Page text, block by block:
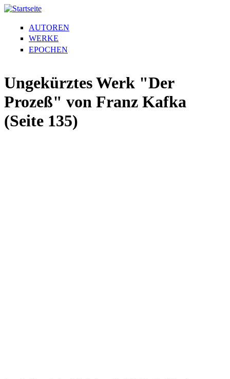
AUTOREN
WERKE
EPOCHEN
Ungekürztes Werk "Der
Prozeß" von Franz Kafka
(Seite 135)